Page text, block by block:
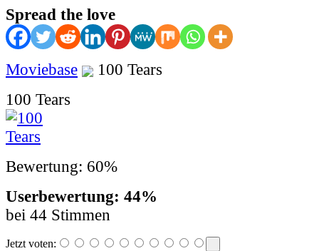
Spread the love
Moviebase
100 Tears
100 Tears
Bewertung: 60%
Userbewertung: 44%
bei 44 Stimmen
Jetzt voten: